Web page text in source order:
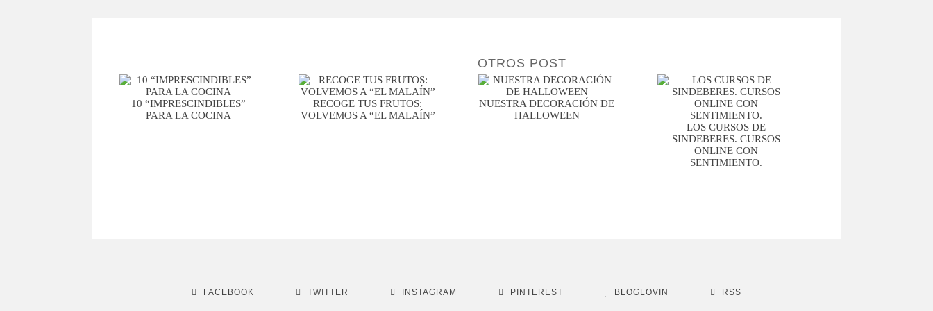
OTROS POST
10 “IMPRESCINDIBLES”
PARA LA COCINA
RECOGE TUS FRUTOS:
VOLVEMOS A “EL MALAÍN”
NUESTRA DECORACIÓN DE
HALLOWEEN
LOS CURSOS DE
SINDEBERES. CURSOS
ONLINE CON
SENTIMIENTO.
FACEBOOK TWITTER INSTAGRAM PINTEREST BLOGLOVIN RSS